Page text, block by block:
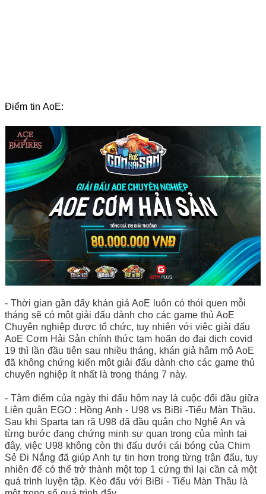
Điểm tin AoE:
- Thời gian gần đấy khán giả AoE luôn có thói quen mỗi
tháng sẽ có một giải đấu dành cho các game thủ AoE
Chuyên nghiệp được tổ chức, tuy nhiên với việc giải đấu
AoE Cơm Hải Sản chính thức tạm hoãn do đại dịch covid
19 thì lần đầu tiên sau nhiều tháng, khán giả hâm mộ AoE
đã không chứng kiến một giải đấu dành cho các game thủ
chuyên nghiệp ít nhất là trong tháng 7 này.
- Tâm điểm của ngày thi đấu hôm nay là cuộc đối đầu giữa
Liên quân EGO : Hồng Anh - U98 vs BiBi -Tiểu Màn Thầu.
Sau khi Sparta tan rã U98 đã đầu quân cho Nghệ An và
từng bước đang chứng minh sự quan trong của mình tại
đây, việc U98 không còn thi đấu dưới cái bóng của Chim
Sẻ Đi Nắng đã giúp Anh tự tin hơn trong từng trận đấu, tuy
nhiên để có thể trở thành một top 1 cứng thì lại cần cả một
quá trình luyện tập. Kèo đấu với BiBi - Tiểu Màn Thầu là